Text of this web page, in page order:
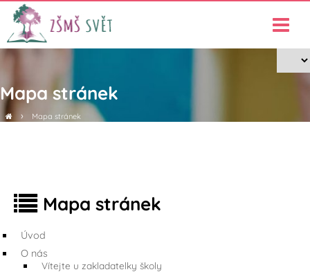
Mapa stránek
› Mapa stránek
Mapa stránek
Úvod
O nás
Vítejte u zakladatelky školy